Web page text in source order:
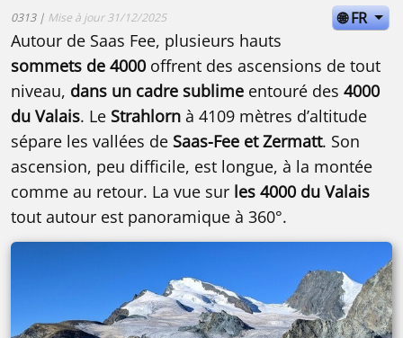
0313 | Mise à jour 31/12/2025 🌐 FR
Autour de Saas Fee, plusieurs hauts
sommets de 4000 offrent des ascensions de tout
niveau, dans un cadre sublime entouré des 4000
du Valais. Le Strahlorn à 4109 mètres d’altitude
sépare les vallées de Saas-Fee et Zermatt. Son
ascension, peu difficile, est longue, à la montée
comme au retour. La vue sur les 4000 du Valais
tout autour est panoramique à 360°.